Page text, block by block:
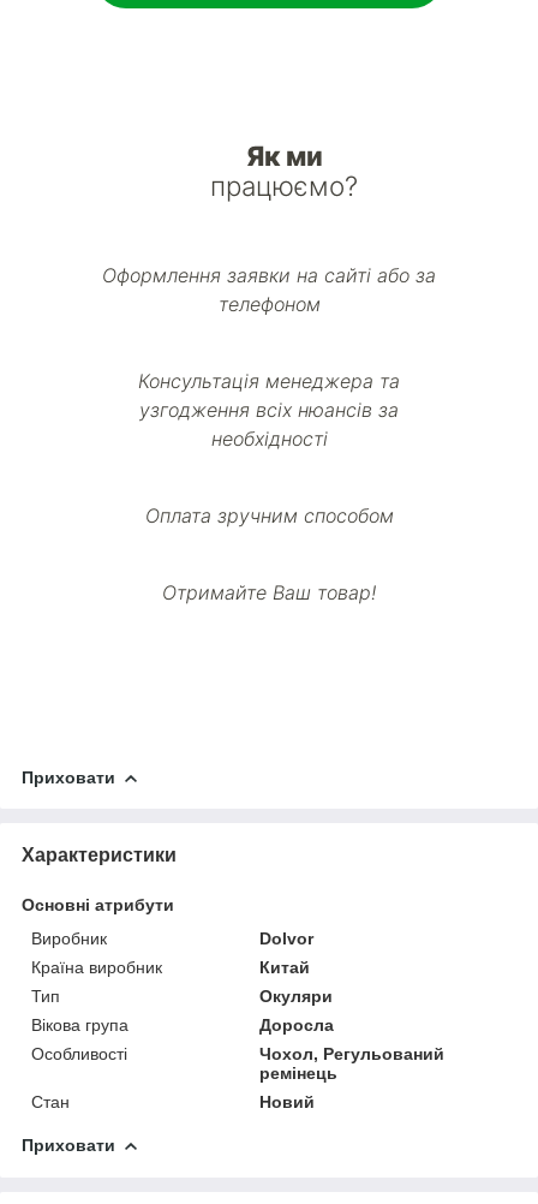
Як ми
працюємо?
Оформлення заявки на сайті або за
телефоном
Консультація менеджера та
узгодження всіх нюансів за
необхідності
Оплата зручним способом
Отримайте Ваш товар!
Приховати
Характеристики
Основні атрибути
Виробник
Dolvor
Країна виробник
Китай
Тип
Окуляри
Вікова група
Доросла
Особливості
Чохол, Регульований
ремінець
Стан
Новий
Приховати